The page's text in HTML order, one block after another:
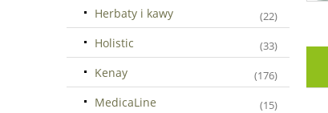
Herbaty i kawy (22)
Holistic (33)
Kenay (176)
MedicaLine (15)